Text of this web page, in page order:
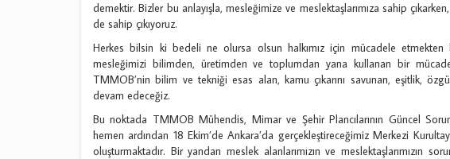
demektir. Bizler bu anlayışla, mesleğimize ve meslektaşlarımıza sahip
de sahip çıkıyoruz.
Herkes bilsin ki bedeli ne olursa olsun halkımız için mücadele etmekten
mesleğimizi bilimden, üretimden ve toplumdan yana kullanan bir
TMMOB’nin bilim ve tekniği esas alan, kamu çıkarını savunan, eşitlik,
devam edeceğiz.
Bu noktada TMMOB Mühendis, Mimar ve Şehir Plancılarının Güncel
hemen ardından 18 Ekim’de Ankara’da gerçekleştireceğimiz Merkezi
oluşturmaktadır. Bir yandan meslek alanlarımızın ve meslektaşlarımızın